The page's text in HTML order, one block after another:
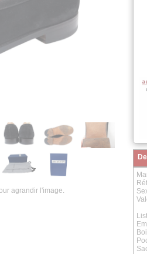
agrandir l'image.